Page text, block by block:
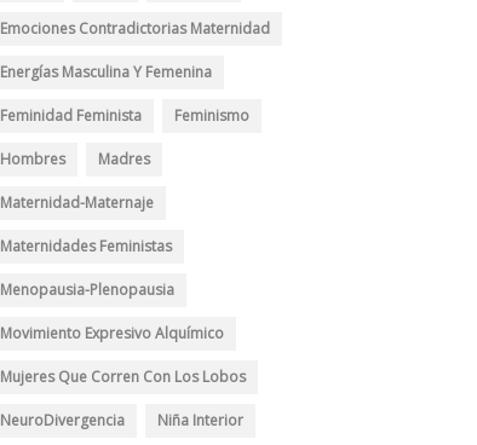
Emociones Contradictorias Maternidad
Energías Masculina Y Femenina
Feminidad Feminista Feminismo
Hombres Madres
Maternidad-Maternaje
Maternidades Feministas
Menopausia-Plenopausia
Movimiento Expresivo Alquímico
Mujeres Que Corren Con Los Lobos
NeuroDivergencia Niña Interior